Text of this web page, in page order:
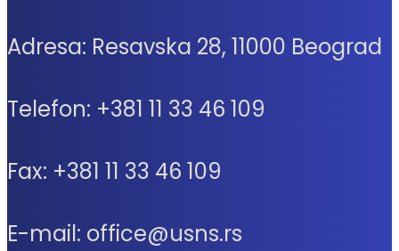
Adresa: Resavska 28, 11000 Beograd
Telefon: +381 11 33 46 109
Fax: +381 11 33 46 109
E-mail: office@usns.rs